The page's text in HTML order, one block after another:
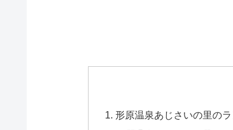
形原温泉あじさいの里の